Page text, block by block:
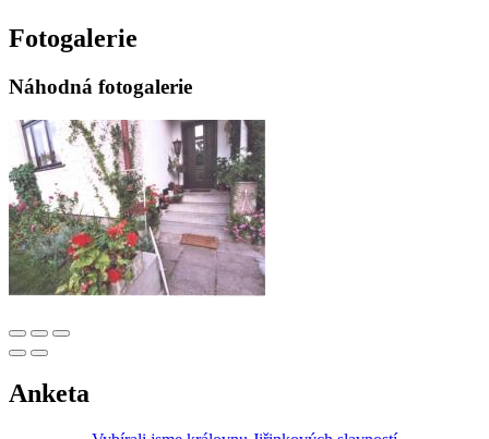
Fotogalerie
Náhodná fotogalerie
Anketa